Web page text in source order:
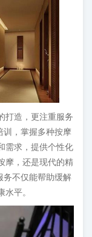
打造，更注重服务
训，掌握多种按摩
需求，提供个性化
摩，还是现代的精
务不仅能帮助缓解
平。